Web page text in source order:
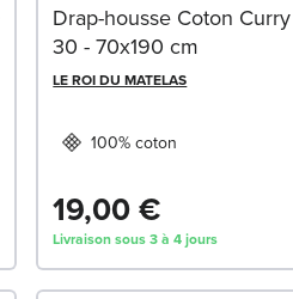
Drap-housse Coton
30 - 70x190 cm
LE ROI DU MATELAS
100% coton
19,00 €
Livraison sous 3 à 4 jours